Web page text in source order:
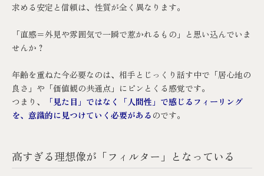
求める安定と信頼は、性質が全く異なります。
「直感＝外見や雰囲気で一瞬で惹かれるもの」と思い込んでいま
せんか？
年齢を重ねた今必要なのは、相手とじっくり話す中で「居心地の
良さ」や「価値観の共通点」にピンとくる感覚です。
つまり、
「見た目」ではなく「人間性」で感じるフィーリング
を、意識的に見つけていく必要がある のです。
高すぎる理想像が「フィルター」となっている